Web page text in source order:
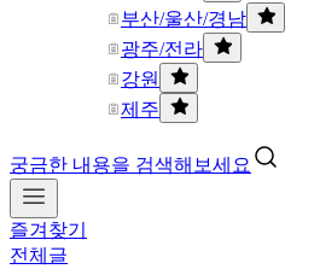
부산/울산/경남
광주/전라
강원
제주
궁금한 내용을 검색해보세요
즐겨찾기
전체글